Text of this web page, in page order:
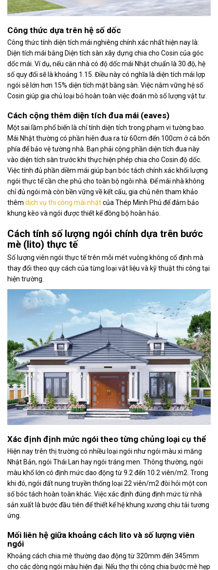
Công thức dựa trên hệ số dốc
Công thức tính diện tích mái nghiêng chính xác nhất hiện nay là:
Diện tích mái bằng Diện tích sàn xây dựng chia cho Cosin của góc
dốc mái. Ví dụ, nếu căn nhà có độ dốc mái Nhật chuẩn là 30 độ, hệ
số quy đổi sẽ là khoảng 1.15. Điều này có nghĩa là diện tích mái lợp
ngói sẽ lớn hơn 15% diện tích mặt bằng sàn. Việc nắm vững hệ số
Cosin giúp gia chủ loại bỏ hoàn toàn việc đoán mò số lượng vật tư.
Cách cộng thêm diện tích đua mái (eaves)
Một sai lầm phổ biến là chỉ tính diện tích trong phạm vi tường bao.
Mái Nhật thường có phần hiên đua ra từ 60cm đến 100cm ở cả bốn
phía để bảo vệ tường nhà. Bạn phải cộng phần diện tích đua này
vào diện tích sàn trước khi thực hiện phép chia cho Cosin độ dốc.
Việc tính đủ phần diềm mái giúp bạn bóc tách chính xác khối lượng
ngói thực tế cần che phủ cho toàn bộ ngôi nhà. Để mái nhà không
chỉ đủ ngói mà còn bền vững về kết cấu, gia chủ nên tham khảo
thêm dịch vụ thi công mái nhậtcủa Thép Minh Phú để đảm bảo
khung kèo và ngói được thiết kế đồng bộ hoàn hảo.
Cách tính số lượng ngói chính dựa trên bước
mè (lito) thực tế
Số lượng viên ngói thực tế trên mỗi mét vuông không cố định mà
thay đổi theo quy cách của từng loại vật liệu và kỹ thuật thi công tại
hiện trường.
Xác định định mức ngói theo từng chủng loại cụ thể
Hiện nay trên thị trường có nhiều loại ngói như ngói màu xi măng
Nhật Bản, ngói Thái Lan hay ngói tráng men. Thông thường, ngói
màu khổ lớn có định mức dao động từ 9.2 đến 10.2 viên/m2. Trong
khi đó, ngói đất nung truyền thống loại 22 viên/m2 đòi hỏi một con
số bóc tách hoàn toàn khác. Việc xác định đúng định mức từ nhà
sản xuất là bước đầu tiên để thiết kế hệ khung xương chịu tải tương
ứng.
Mối liên hệ giữa khoảng cách lito và số lượng viên
ngói
Khoảng cách chia mè thường dao động từ 320mm đến 345mm
cho các dòng ngói màu hiện đại. Nếu thợ thi công chia bước mè hẹp